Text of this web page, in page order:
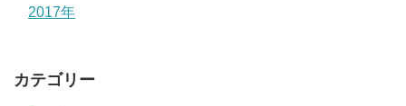
2017年
カテゴリー